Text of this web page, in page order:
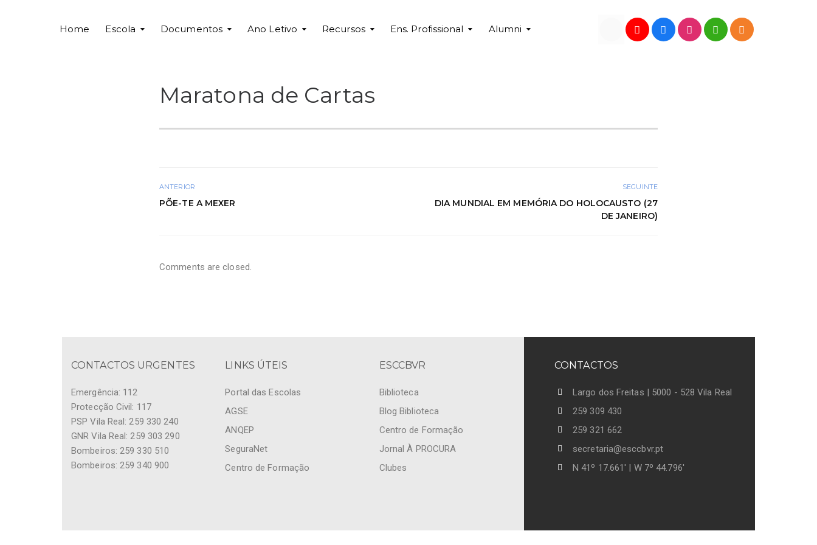
Home Escola Documentos Ano Letivo Recursos Ens. Profissional Alumni
Maratona de Cartas
ANTERIOR
PÕE-TE A MEXER
SEGUINTE
DIA MUNDIAL EM MEMÓRIA DO HOLOCAUSTO (27
DE JANEIRO)
Comments are closed.
CONTACTOS URGENTES
Emergência: 112
Protecção Civil: 117
PSP Vila Real: 259 330 240
GNR Vila Real: 259 303 290
Bombeiros: 259 330 510
Bombeiros: 259 340 900
LINKS ÚTEIS
Portal das Escolas
AGSE
ANQEP
SeguraNet
Centro de Formação
ESCCBVR
Biblioteca
Blog Biblioteca
Centro de Formação
Jornal À PROCURA
Clubes
CONTACTOS
Largo dos Freitas | 5000 - 528 Vila Real
259 309 430
259 321 662
secretaria@esccbvr.pt
N 41º 17.661' | W 7º 44.796'